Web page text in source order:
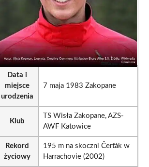
Data i
miejsce
urodzenia
7 maja 1983 Zakopane
Klub
TS Wisła Zakopane, AZS-
AWF Katowice
Rekord
życiowy
195 m na skoczni Čerťák w
Harrachovie (2002)